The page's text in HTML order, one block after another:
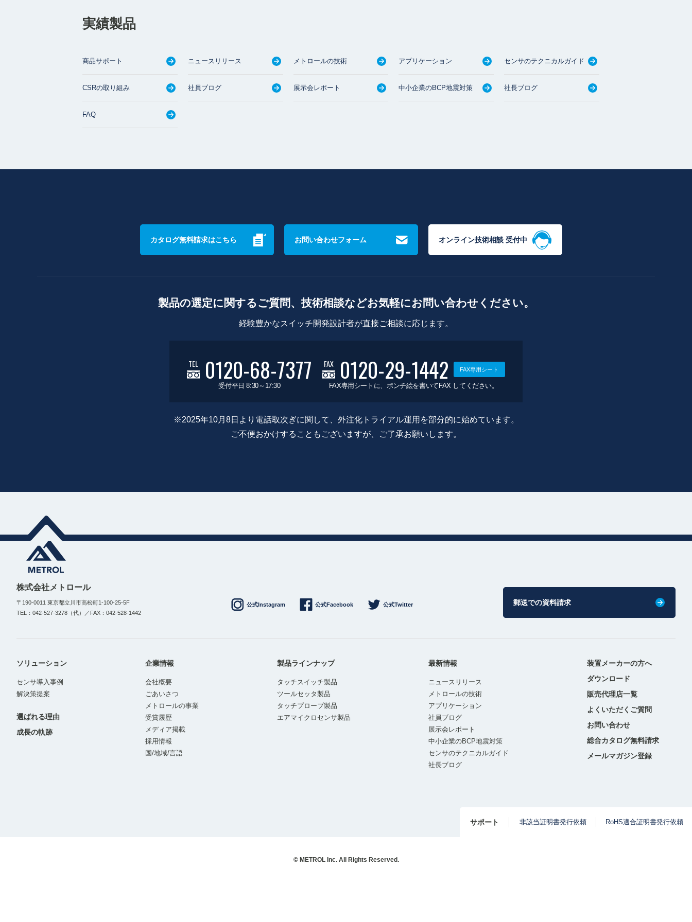
実績製品
商品サポート ニュースリリース メトロールの技術 アプリケーション センサのテクニカルガイド
CSRの取り組み 社員ブログ 展示会レポート 中小企業のBCP地震対策 社長ブログ
FAQ
カタログ無料請求はこちら お問い合わせフォーム オンライン技術相談 受付中
製品の選定に関するご質問、技術相談などお気軽にお問い合わせください。
経験豊かなスイッチ開発設計者が直接ご相談に応じます。
TEL 0120-68-7377
受付平日 8:30～17:30
FAX 0120-29-1442 FAX専用シート
FAX専用シートに、ポンチ絵を書いてFAX してください。
※2025年10月8日より電話取次ぎに関して、外注化トライアル運用を部分的に始めています。
ご不便おかけすることもございますが、ご了承お願いします。
株式会社メトロール
〒190-0011 東京都立川市高松町1-100-25-5F
TEL：042-527-3278（代）／FAX：042-528-1442
公式Instagram 公式Facebook 公式Twitter 郵送での資料請求
ソリューション
センサ導入事例
解決策提案
選ばれる理由
成長の軌跡
企業情報
会社概要
ごあいさつ
メトロールの事業
受賞履歴
メディア掲載
採用情報
国/地域/言語
製品ラインナップ
タッチスイッチ製品
ツールセッタ製品
タッチプローブ製品
エアマイクロセンサ製品
最新情報
ニュースリリース
メトロールの技術
アプリケーション
社員ブログ
展示会レポート
中小企業のBCP地震対策
センサのテクニカルガイド
社長ブログ
装置メーカーの方へ
ダウンロード
販売代理店一覧
よくいただくご質問
お問い合わせ
総合カタログ無料請求
メールマガジン登録
サポート 非該当証明書発行依頼 RoHS適合証明書発行依頼
© METROL Inc. All Rights Reserved.